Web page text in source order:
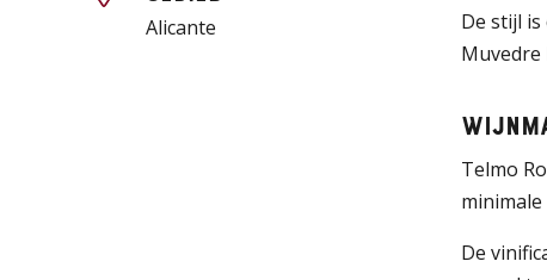
Alicante
De stijl
Telmo
De